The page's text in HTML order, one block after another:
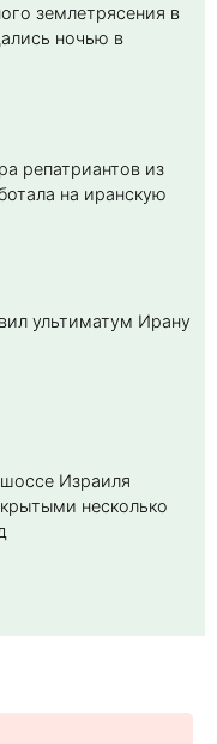
землетрясения в
ночью в
репатриантов из
на иранскую
ультиматум Ирану
Израиля
несколько